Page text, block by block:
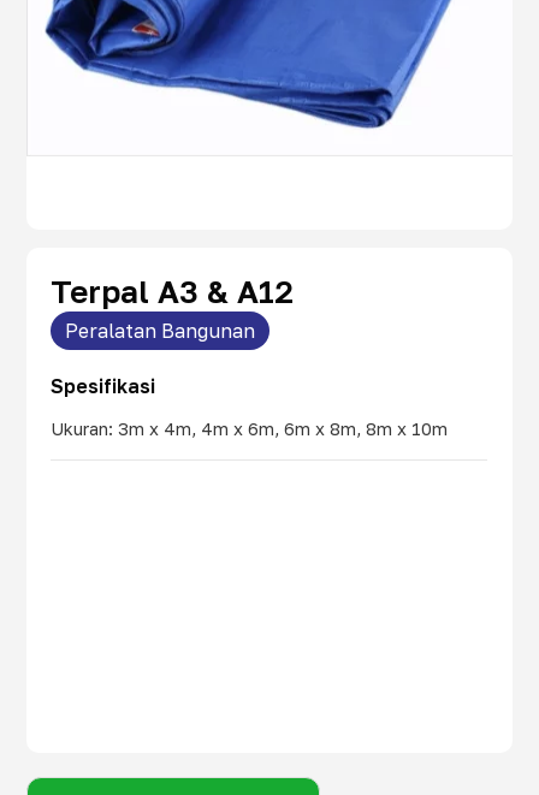
Terpal A3 & A12
Peralatan Bangunan
Spesifikasi
Ukuran: 3m x 4m, 4m x 6m, 6m x 8m, 8m x 10m